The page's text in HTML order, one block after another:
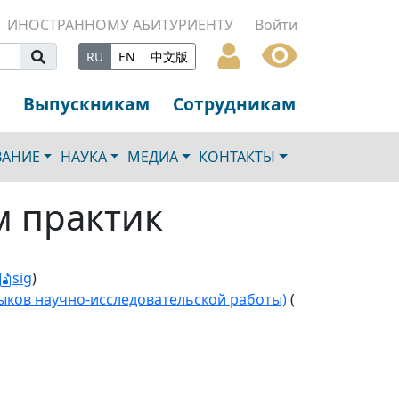
ИНОСТРАННОМУ АБИТУРИЕНТУ Войти
RU EN 中文版
Выпускникам Сотрудникам
НАУКА МЕДИА КОНТАКТЫ
практик
sig)
научно-исследовательской работы)(